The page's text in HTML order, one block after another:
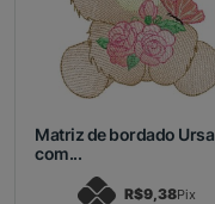
Matriz de bordado Ursa
com...
R$9,38Pix